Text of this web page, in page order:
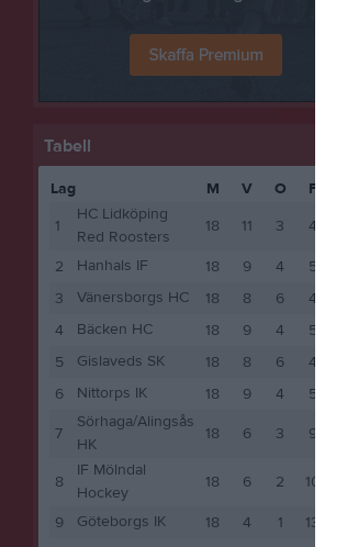
Tabell
Lag M V O F
1
HC Lidköping
Red Roosters
18 11 3 4
2 Hanhals IF 18 9 4 5
3
Vänersborgs HC 18 8 6 4
4
Bäcken HC 18 9 4 5
5
Gislaveds SK 18 8 6 4
6
Nittorps IK 18 9 4 5
7
Sörhaga/Alingsås
HK
18 6 3 9
8
IF Mölndal
Hockey
18 6 2 10
9 Göteborgs IK 18 4 1 13